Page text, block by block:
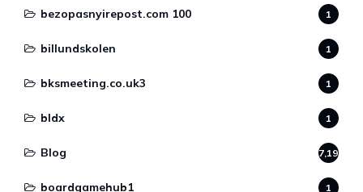
bezopasnyirepost.com 100 1
billundskolen 1
bksmeeting.co.uk3 1
bldx 1
Blog 7,190
boardgamehub1 1